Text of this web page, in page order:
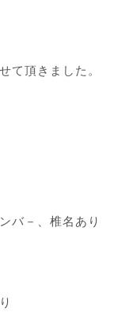
て頂きました。
バ－、椎名あり